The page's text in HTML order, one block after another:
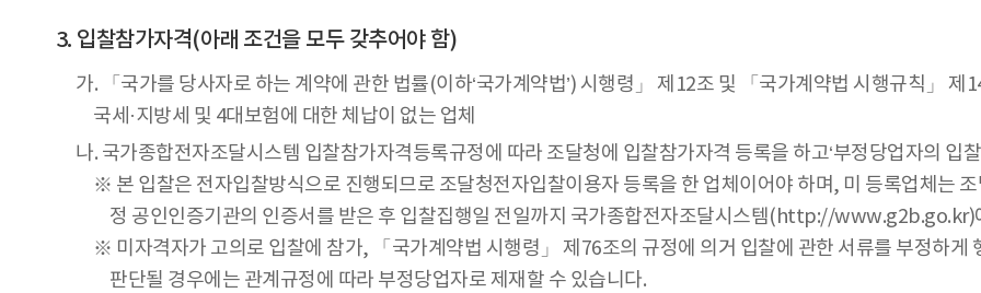
입찰참가자격(아래 조건을 모두 갖추어야 함)
가. 「국가를 당사자로 하는 계약에 관한 법률(이하‘국가계약법’) 시행령」 제12조 및 「국가계약법 시행규칙」
국세·지방세 및 4대보험에 대한 체납이 없는 업체
나. 국가종합전자조달시스템 입찰참가자격등록규정에 따라 조달청에 입찰참가자격 등록을 하고‘부정당업자의 입
※ 본 입찰은 전자입찰방식으로 진행되므로 조달청전자입찰이용자 등록을 한 업체이어야 하며, 미 등록업체는
정 공인인증기관의 인증서를 받은 후 입찰집행일 전일까지 국가종합전자조달시스템(http://www.g2b.go.kr)
※ 미자격자가 고의로 입찰에 참가, 「국가계약법 시행령」 제76조의 규정에 의거 입찰에 관한 서류를 부정하게
판단될 경우에는 관계규정에 따라 부정당업자로 제재할 수 있습니다.